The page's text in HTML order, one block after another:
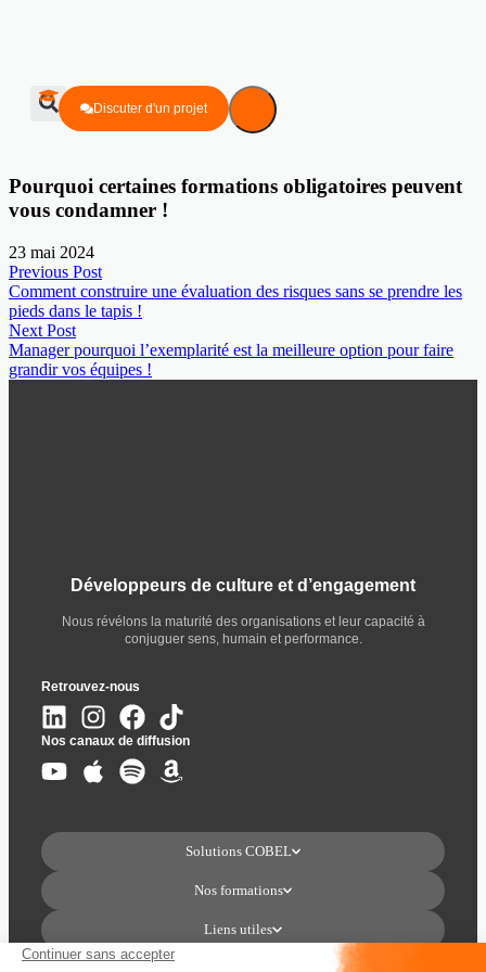
Discuter d'un projet
Pourquoi certaines formations obligatoires peuvent
vous condamner !
23 mai 2024
Previous Post
Comment construire une évaluation des risques sans se prendre les
pieds dans le tapis !
Next Post
Manager pourquoi l’exemplarité est la meilleure option pour faire
grandir vos équipes !
Développeurs de culture et d’engagement
Nous révélons la maturité des organisations et leur capacité à
conjuguer sens, humain et performance.
Retrouvez-nous
Nos canaux de diffusion
Solutions COBEL
Nos formations
Liens utiles